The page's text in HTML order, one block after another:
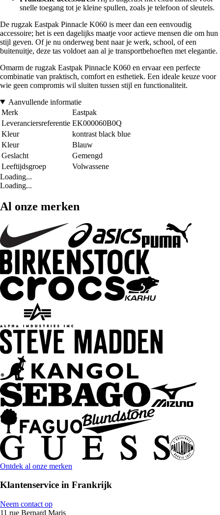
snelle toegang tot je kleine spullen, zoals je telefoon of sleutels.
De rugzak Eastpak Pinnacle K060 is meer dan een eenvoudig
accessoire; het is een dagelijks maatje voor actieve mensen die om hun
stijl geven. Of je nu onderweg bent naar je werk, school, of een
buitenuitje, deze tas voldoet aan al je transportbehoeften met elegantie.
Omarm de rugzak Eastpak Pinnacle K060 en ervaar een perfecte
combinatie van praktisch, comfort en esthetiek. Een ideale keuze voor
wie geen compromis wil sluiten tussen stijl en functionaliteit.
Aanvullende informatie
Merk
Eastpak
Leveranciersreferentie EK000060B0Q
Kleur
kontrast black blue
Kleur
Blauw
Geslacht
Gemengd
Leeftijdsgroep
Volwassene
Loading...
Loading...
Al onze merken
Ontdek al onze merken
Klantenservice in Frankrijk
Neem contact op
11 rue Bernard Maris